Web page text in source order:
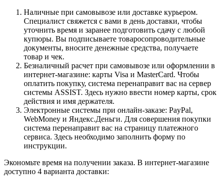
Наличные при самовывозе или доставке курьером.
Специалист свяжется с вами в день доставки, чтобы
уточнить время и заранее подготовить сдачу с любой
купюры. Вы подписываете товаросопроводительные
документы, вносите денежные средства, получаете
товар и чек.
Безналичный расчет при самовывозе или оформлении в
интернет-магазине: карты Visa и MasterCard. Чтобы
оплатить покупку, система перенаправит вас на сервер
системы ASSIST. Здесь нужно ввести номер карты, срок
действия и имя держателя.
Электронные системы при онлайн-заказе: PayPal,
WebMoney и Яндекс.Деньги. Для совершения покупки
система перенаправит вас на страницу платежного
сервиса. Здесь необходимо заполнить форму по
инструкции.
Экономьте время на получении заказа. В интернет-магазине
доступно 4 варианта доставки: